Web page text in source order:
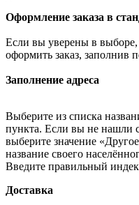
Оформление заказа в
Если вы уверены в выборе,
оформить заказ, заполнив
Заполнение адреса
Выберите из списка
пункта. Если вы не нашли
выберите значение
название своего
Введите правильный
Доставка